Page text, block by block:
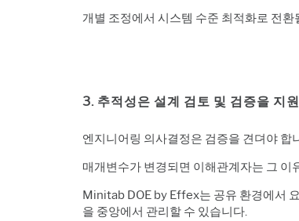
개별 조정에서 시스템 수준 최적화로 전
3. 추적성은 설계 검토 및 검증을 지
엔지니어링 의사결정은 검증을 견뎌야 합
매개변수가 변경되면 이해관계자는 그
Minitab DOE by Effex는 공유 환경에서
을 중앙에서 관리할 수 있습니다.